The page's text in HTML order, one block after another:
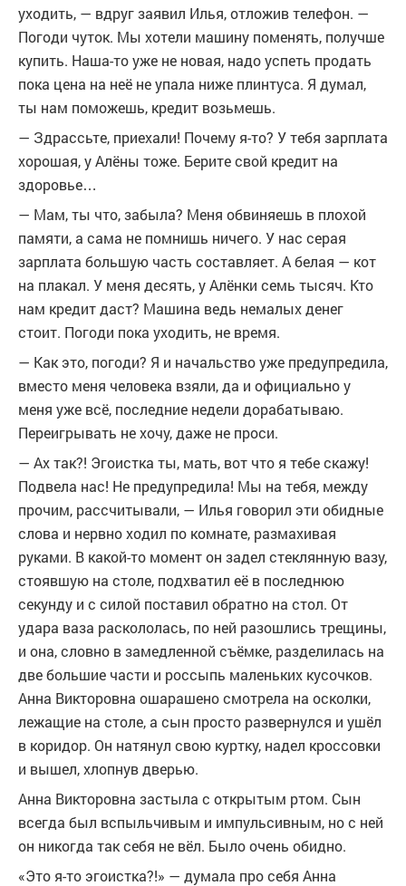
уходить, — вдруг заявил Илья, отложив телефон. —
Погоди чуток. Мы хотели машину поменять, получше
купить. Наша-то уже не новая, надо успеть продать
пока цена на неё не упала ниже плинтуса. Я думал,
ты нам поможешь, кредит возьмешь.
— Здрассьте, приехали! Почему я-то? У тебя зарплата
хорошая, у Алёны тоже. Берите свой кредит на
здоровье…
— Мам, ты что, забыла? Меня обвиняешь в плохой
памяти, а сама не помнишь ничего. У нас серая
зарплата большую часть составляет. А белая — кот
на плакал. У меня десять, у Алёнки семь тысяч. Кто
нам кредит даст? Машина ведь немалых денег
стоит. Погоди пока уходить, не время.
— Как это, погоди? Я и начальство уже предупредила,
вместо меня человека взяли, да и официально у
меня уже всё, последние недели дорабатываю.
Переигрывать не хочу, даже не проси.
— Ах так?! Эгоистка ты, мать, вот что я тебе скажу!
Подвела нас! Не предупредила! Мы на тебя, между
прочим, рассчитывали, — Илья говорил эти обидные
слова и нервно ходил по комнате, размахивая
руками. В какой-то момент он задел стеклянную вазу,
стоявшую на столе, подхватил её в последнюю
секунду и с силой поставил обратно на стол. От
удара ваза раскололась, по ней разошлись трещины,
и она, словно в замедленной съёмке, разделилась на
две большие части и россыпь маленьких кусочков.
Анна Викторовна ошарашено смотрела на осколки,
лежащие на столе, а сын просто развернулся и ушёл
в коридор. Он натянул свою куртку, надел кроссовки
и вышел, хлопнув дверью.
Анна Викторовна застыла с открытым ртом. Сын
всегда был вспыльчивым и импульсивным, но с ней
он никогда так себя не вёл. Было очень обидно.
«Это я-то эгоистка?!» — думала про себя Анна